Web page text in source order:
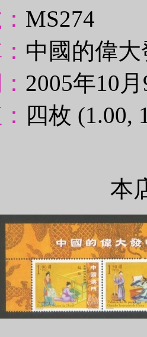
MS274
中國的偉
2005年10
四枚 (1.00,
本